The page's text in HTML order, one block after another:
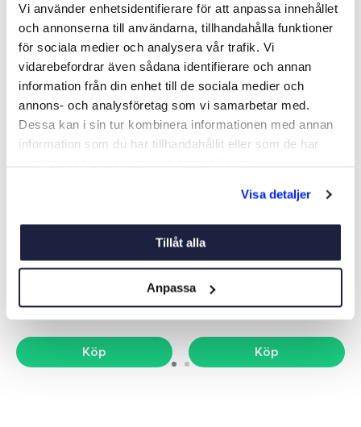
Vi använder enhetsidentifierare för att anpassa innehållet
och annonserna till användarna, tillhandahålla funktioner
för sociala medier och analysera vår trafik. Vi
vidarebefordrar även sådana identifierare och annan
information från din enhet till de sociala medier och
annons- och analysföretag som vi samarbetar med.
Dessa kan i sin tur kombinera informationen med annan
information som du har tillhandahållit eller som de har
Visa detaljer
Tillåt alla
Anpassa
Liknande produkter
PLINT 2-POLIG
Köp
KOPPLINGSPLINT
10POL/150A
Köp